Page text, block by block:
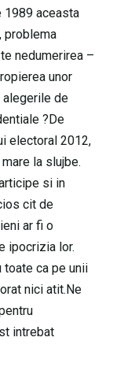
1989 aceasta
problema
nedumerirea –
unor
alegerile de
?De
electoral 2012,
la slujbe.
si in
cit de
ar fi o
ipocrizia lor.
toate ca pe unii
nici atit.Ne
intrebat